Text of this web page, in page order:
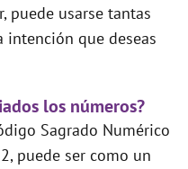
puede usarse tantas
intención que deseas
los números?
Sagrado Numérico
puede ser como un